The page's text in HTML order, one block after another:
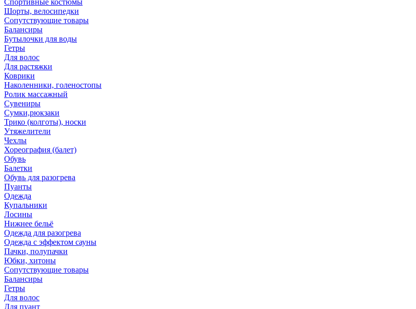
Спортивные костюмы
Шорты, велосипедки
Сопутствующие товары
Балансиры
Бутылочки для воды
Гетры
Для волос
Для растяжки
Коврики
Наколенники, голеностопы
Ролик массажный
Сувениры
Сумки,рюкзаки
Трико (колготы), носки
Утяжелители
Чехлы
Хореография (балет)
Обувь
Балетки
Обувь для разогрева
Пуанты
Одежда
Купальники
Лосины
Нижнее бельё
Одежда для разогрева
Одежда с эффектом сауны
Пачки, полупачки
Юбки, хитоны
Сопутствующие товары
Балансиры
Гетры
Для волос
Для пуант